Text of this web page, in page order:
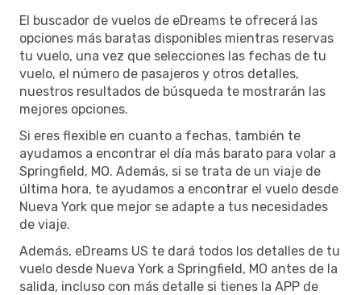
El buscador de vuelos de eDreams te ofrecerá las
opciones más baratas disponibles mientras reservas
tu vuelo, una vez que selecciones las fechas de tu
vuelo, el número de pasajeros y otros detalles,
nuestros resultados de búsqueda te mostrarán las
mejores opciones.
Si eres flexible en cuanto a fechas, también te
ayudamos a encontrar el día más barato para volar a
Springfield, MO. Además, si se trata de un viaje de
última hora, te ayudamos a encontrar el vuelo desde
Nueva York que mejor se adapte a tus necesidades
de viaje.
Además, eDreams US te dará todos los detalles de tu
vuelo desde Nueva York a Springfield, MO antes de la
salida, incluso con más detalle si tienes la APP de